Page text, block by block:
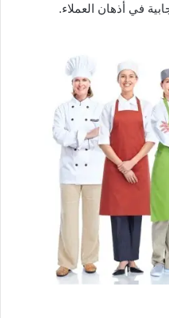
في أذهان العملاء.